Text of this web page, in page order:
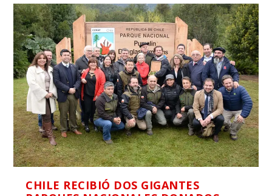
CHILE RECIBIÓ DOS GIGANTES